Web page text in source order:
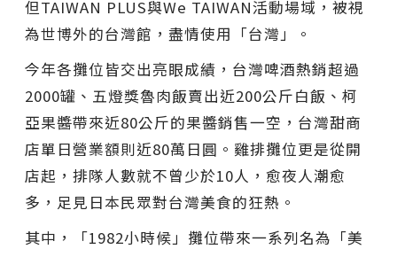
但TAIWAN PLUS與We TAIWAN活動場域，被視
為世博外的台灣館，盡情使用「台灣」。
今年各攤位皆交出亮眼成績，台灣啤酒熱銷超過
2000罐、五燈獎魯肉飯賣出近200公斤白飯、柯
亞果醬帶來近80公斤的果醬銷售一空，台灣甜商
店單日營業額則近80萬日圓。雞排攤位更是從開
店起，排隊人數就不曾少於10人，愈夜人潮愈
多，足見日本民眾對台灣美食的狂熱。
其中，「1982小時候」攤位帶來一系列名為「美